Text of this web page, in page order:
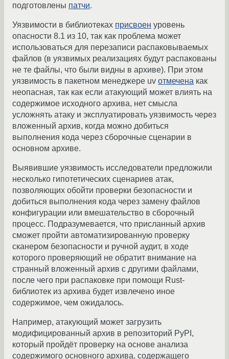
подготовлены патчи.
Уязвимости в библиотеках присвоен уровень
опасности 8.1 из 10, так как проблема может
использоваться для перезаписи распаковываемых
файлов (в уязвимых реализациях будут распакованы
не те файлы, что были видны в архиве). При этом
уязвимость в пакетном менеджере uv отмечена как
неопасная, так как если атакующий может влиять на
содержимое исходного архива, нет смысла
усложнять атаку и эксплуатировать уязвимость через
вложенный архив, когда можно добиться
выполнения кода через сборочные сценарии в
основном архиве.
Выявившие уязвимость исследователи предложили
несколько гипотетических сценариев атак,
позволяющих обойти проверки безопасности и
добиться выполнения кода через замену файлов
конфигурации или вмешательство в сборочный
процесс. Подразумевается, что присланный архив
сможет пройти автоматизированную проверку
сканером безопасности и ручной аудит, в ходе
которого проверяющий не обратит внимание на
странный вложенный архив с другими файлами,
после чего при распаковке при помощи Rust-
библиотек из архива будет извлечено иное
содержимое, чем ожидалось.
Например, атакующий может загрузить
модифицированный архив в репозиторий PyPI,
который пройдёт проверку на основе анализа
содержимого основного архива, содержащего